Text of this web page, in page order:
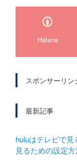
Hatena
スポンサーリン
最新記事
huluはテレビで
見るための設定